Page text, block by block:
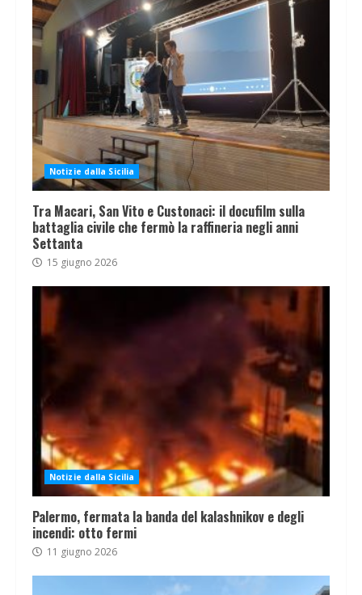
Notizie dalla Sicilia
Tra Macari, San Vito e Custonaci: il docufilm sulla
battaglia civile che fermò la raffineria negli anni
Settanta
15 giugno 2026
Notizie dalla Sicilia
Palermo, fermata la banda del kalashnikov e degli
incendi: otto fermi
11 giugno 2026